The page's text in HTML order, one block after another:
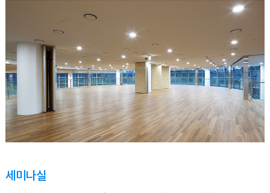
세미나실